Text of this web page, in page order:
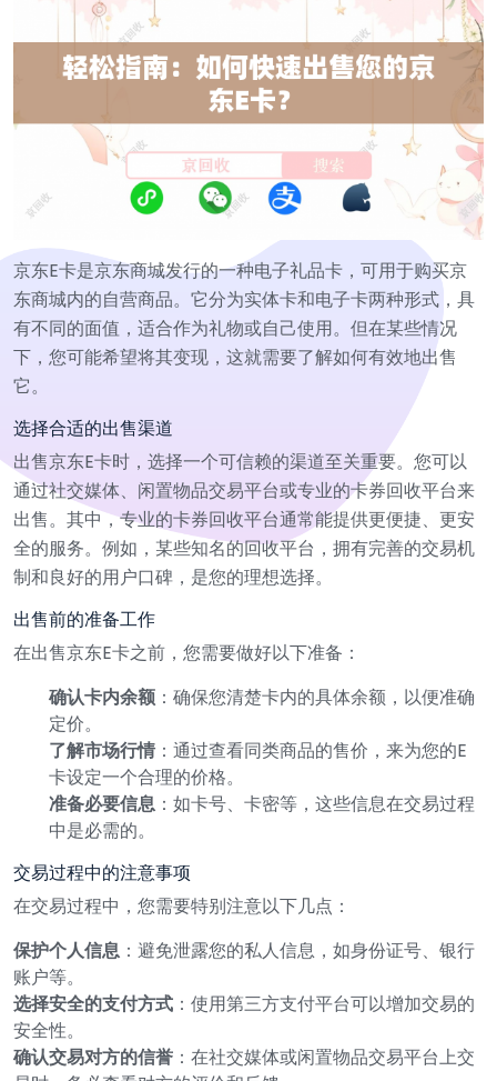
京东E卡是京东商城发行的一种电子礼品卡，可用于购买京
东商城内的自营商品。它分为实体卡和电子卡两种形式，具
有不同的面值，适合作为礼物或自己使用。但在某些情况
下，您可能希望将其变现，这就需要了解如何有效地出售
它。
选择合适的出售渠道
出售京东E卡时，选择一个可信赖的渠道至关重要。您可以
通过社交媒体、闲置物品交易平台或专业的卡券回收平台来
出售。其中，专业的卡券回收平台通常能提供更便捷、更安
全的服务。例如，某些知名的回收平台，拥有完善的交易机
制和良好的用户口碑，是您的理想选择。
出售前的准备工作
在出售京东E卡之前，您需要做好以下准备：
确认卡内余额 ：确保您清楚卡内的具体余额，以便准确
定价。
了解市场行情 ：通过查看同类商品的售价，来为您的E
卡设定一个合理的价格。
准备必要信息 ：如卡号、卡密等，这些信息在交易过程
中是必需的。
交易过程中的注意事项
在交易过程中，您需要特别注意以下几点：
保护个人信息 ：避免泄露您的私人信息，如身份证号、银行
账户等。
选择安全的支付方式 ：使用第三方支付平台可以增加交易的
安全性。
确认交易对方的信誉 ：在社交媒体或闲置物品交易平台上交